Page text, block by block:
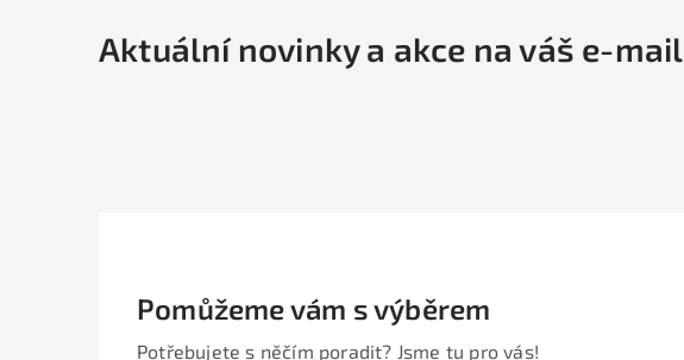
Aktuální novinky a akce na váš e-mail
Pomůžeme vám s výběrem
Potřebujete s něčím poradit? Jsme tu pro vás!